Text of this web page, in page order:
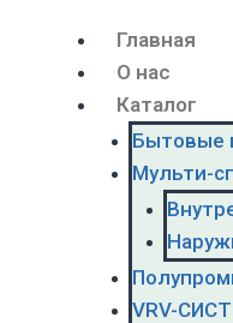
Главная
О нас
Каталог
Бытовые
Мульти-
VRV-